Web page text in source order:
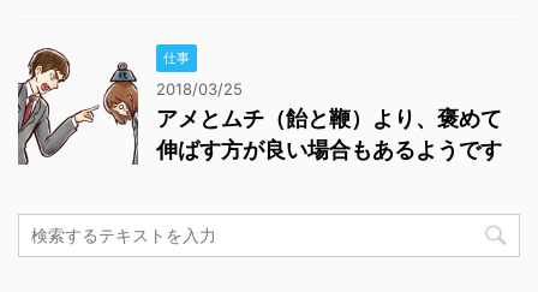
仕事
2018/03/25
アメとムチ（飴と鞭）より、褒めて
伸ばす方が良い場合もあるようです